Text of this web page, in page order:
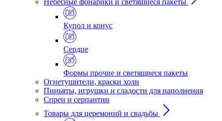
Небесные фонарики и светящиеся пакеты
Купол и конус
Сердце
Формы прочие и светящиеся пакеты
Огнетушители, краски холи
Пиньяты, игрушки и сладости для наполнения
Спреи и серпантин
Товары для церемоний и свадьбы